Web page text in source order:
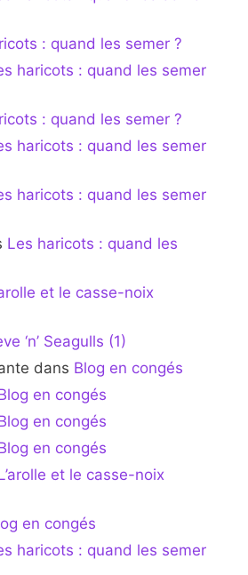
: quand les semer ?
haricots : quand les semer
: quand les semer ?
haricots : quand les semer
haricots : quand les semer
Les haricots : quand les
et le casse-noix
‘n’ Seagulls (1)
dans Blog en congés
en congés
en congés
en congés
et le casse-noix
en congés
haricots : quand les semer